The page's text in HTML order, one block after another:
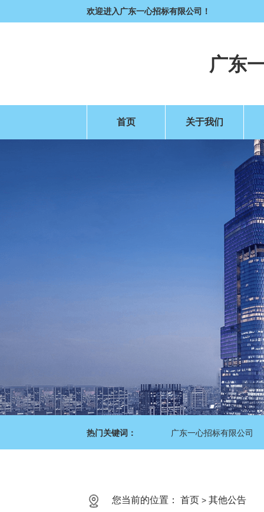
欢迎进入广东一心招标有限公司！
广东
首页 关于我们
热门关键词： 广东一心招标有限公司
您当前的位置： 首页> 其他公告